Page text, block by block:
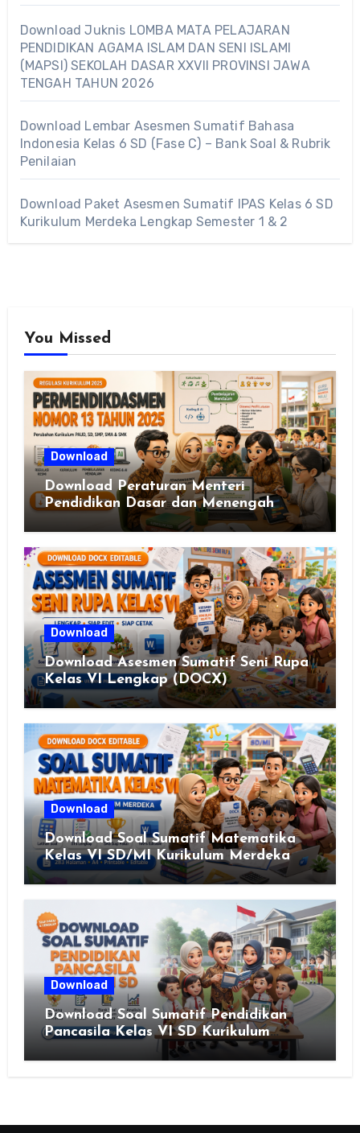
Download Juknis LOMBA MATA PELAJARAN
PENDIDIKAN AGAMA ISLAM DAN SENI ISLAMI
(MAPSI) SEKOLAH DASAR XXVII PROVINSI JAWA
TENGAH TAHUN 2026
Download Lembar Asesmen Sumatif Bahasa
Indonesia Kelas 6 SD (Fase C) – Bank Soal & Rubrik
Penilaian
Download Paket Asesmen Sumatif IPAS Kelas 6 SD
Kurikulum Merdeka Lengkap Semester 1 & 2
You Missed
Download
Download Peraturan Menteri
Pendidikan Dasar dan Menengah
Republik Indonesia Nomor 13 Tahun
2025
Download
Download Asesmen Sumatif Seni Rupa
Kelas VI Lengkap (DOCX)
Download
Download Soal Sumatif Matematika
Kelas VI SD/MI Kurikulum Merdeka
Download
Download Soal Sumatif Pendidikan
Pancasila Kelas VI SD Kurikulum
Merdeka, Solusi Praktis Guru